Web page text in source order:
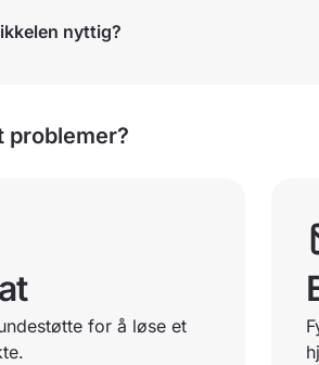
nyttig?
problemer?
for å løse et